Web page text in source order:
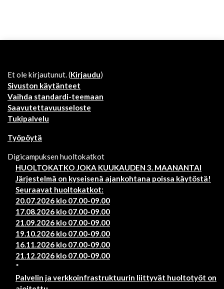
Et ole kirjautunut. (Kirjaudu)
Sivuston käytänteet
Vaihda standardi-teemaan
Saavutettavuusseloste
Tukipalvelu
Työpöytä
Digicampuksen huoltokatkot
HUOLTOKATKO JOKA KUUKAUDEN 3. MAANANTAI
Järjestelmä on kyseisenä ajankohtana poissa käytöstä!
Seuraavat huoltokatkot:
20.07.2026 klo 07.00-09.00
17.08.2026 klo 07.00-09.00
21.09.2026 klo 07.00-09.00
19.10.2026 klo 07.00-09.00
16.11.2026 klo 07.00-09.00
21.12.2026 klo 07.00-09.00
*
Palvelin ja verkkoinfrastruktuurin liittyvät huoltotyöt on